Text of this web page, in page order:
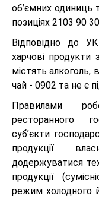
об’ємних одиниць
позиціях 2103 90
Відповідно до
харчові продукти
містять алкоголь,
чай - 0902 та не є
Правилами
ресторанного
суб’єкти
продукції
додержуватися
продукції
режим холодного